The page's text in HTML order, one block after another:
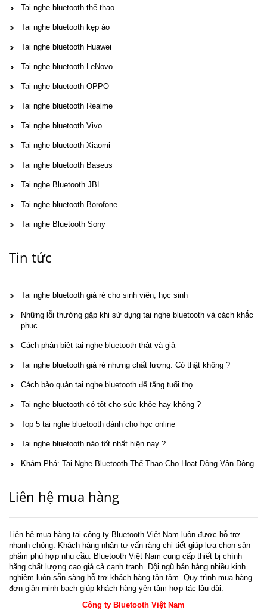
Tai nghe bluetooth thể thao
Tai nghe bluetooth kẹp áo
Tai nghe bluetooth Huawei
Tai nghe bluetooth LeNovo
Tai nghe bluetooth OPPO
Tai nghe bluetooth Realme
Tai nghe bluetooth Vivo
Tai nghe bluetooth Xiaomi
Tai nghe bluetooth Baseus
Tai nghe Bluetooth JBL
Tai nghe bluetooth Borofone
Tai nghe Bluetooth Sony
Tin tức
Tai nghe bluetooth giá rẻ cho sinh viên, học sinh
Những lỗi thường gặp khi sử dụng tai nghe bluetooth và cách khắc
phục
Cách phân biệt tai nghe bluetooth thật và giả
Tai nghe bluetooth giá rẻ nhưng chất lượng: Có thật không ?
Cách bảo quản tai nghe bluetooth để tăng tuổi thọ
Tai nghe bluetooth có tốt cho sức khỏe hay không ?
Top 5 tai nghe bluetooth dành cho học online
Tai nghe bluetooth nào tốt nhất hiện nay ?
Khám Phá: Tai Nghe Bluetooth Thể Thao Cho Hoạt Động Vận Động
Liên hệ mua hàng
Liên hệ mua hàng tại công ty Bluetooth Việt Nam luôn được hỗ trợ
nhanh chóng. Khách hàng nhận tư vấn ràng chi tiết giúp lựa chọn sản
phẩm phù hợp nhu cầu. Bluetooth Việt Nam cung cấp thiết bị chính
hãng chất lượng cao giá cả cạnh tranh. Đội ngũ bán hàng nhiều kinh
nghiệm luôn sẵn sàng hỗ trợ khách hàng tận tâm. Quy trình mua hàng
đơn giản minh bạch giúp khách hàng yên tâm hợp tác lâu dài.
Công ty Bluetooth Việt Nam